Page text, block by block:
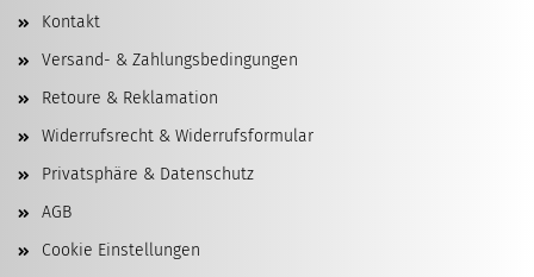
Kontakt
Versand- & Zahlungsbedingungen
Retoure & Reklamation
Widerrufsrecht & Widerrufsformular
Privatsphäre & Datenschutz
AGB
Cookie Einstellungen